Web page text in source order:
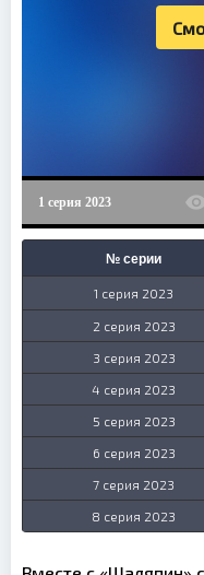
1 серия 2023
№ серии
1 серия 2023
2 серия 2023
3 серия 2023
4 серия 2023
5 серия 2023
6 серия 2023
7 серия 2023
8 серия 2023